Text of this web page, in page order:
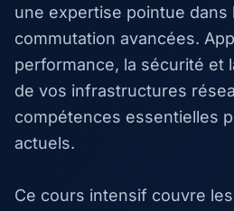
une expertise pointue dans
commutation avancées.
performance, la sécurité et
de vos infrastructures
compétences essentielles
actuels.
Ce cours intensif couvre